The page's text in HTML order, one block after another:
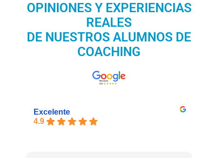
OPINIONES Y EXPERIENCIAS
REALES
DE NUESTROS ALUMNOS DE
COACHING
Excelente
4.9